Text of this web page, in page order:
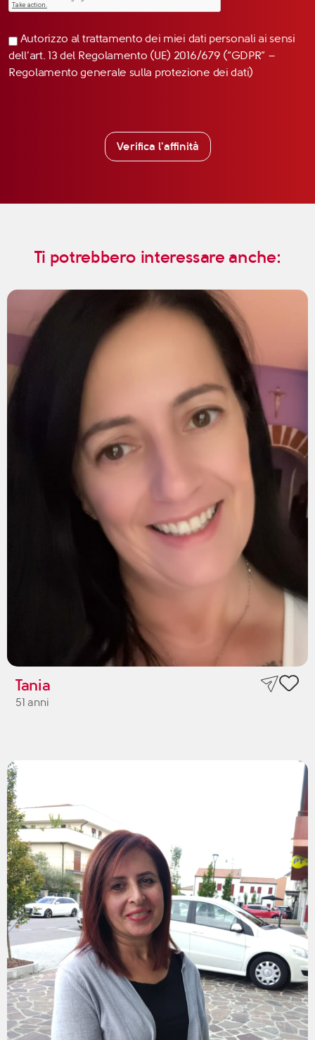
Autorizzo al trattamento dei miei dati personali ai sensi
dell’art. 13 del Regolamento (UE) 2016/679 (“GDPR” –
Regolamento generale sulla protezione dei dati)
Verifica l'affinità
Ti potrebbero interessare anche:
Tania
51 anni